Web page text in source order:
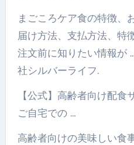
まごころケア食の特徴、
届け方法、支払方法、特
注文前に知りたい情報が
社シルバーライフ.
【公式】高齢者向け配食
ご自宅での …
高齢者向けの美味しい食